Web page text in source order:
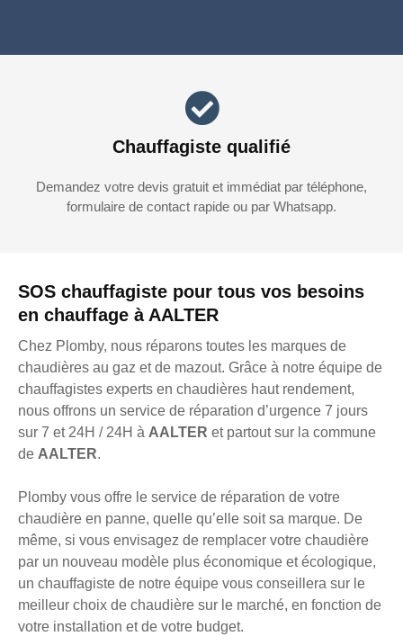
SOS chauffagiste pour tous vos besoins
en chauffage à AALTER
Chez Plomby, nous réparons toutes les marques de
chaudières au gaz et de mazout. Grâce à notre équipe de
chauffagistes experts en chaudières haut rendement,
nous offrons un service de réparation d’urgence 7 jours
sur 7 et 24H / 24H à AALTER et partout sur la commune
de AALTER.
Plomby vous offre le service de réparation de votre
chaudière en panne, quelle qu’elle soit sa marque. De
même, si vous envisagez de remplacer votre chaudière
par un nouveau modèle plus économique et écologique,
un chauffagiste de notre équipe vous conseillera sur le
meilleur choix de chaudière sur le marché, en fonction de
votre installation et de votre budget.
Chauffagiste qualifié
Demandez votre devis gratuit et immédiat par téléphone,
formulaire de contact rapide ou par Whatsapp.